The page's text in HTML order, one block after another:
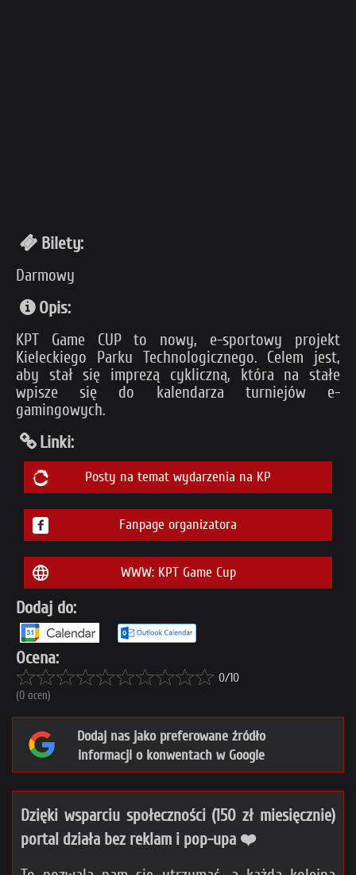
Bilety:
Darmowy
Opis:
KPT Game CUP to nowy, e-sportowy projekt
Kieleckiego Parku Technologicznego. Celem jest,
aby stał się imprezą cykliczną, która na stałe
wpisze się do kalendarza turniejów e-
gamingowych.
Linki:
Posty na temat wydarzenia na KP
Fanpage organizatora
WWW: KPT Game Cup
Dodaj do:
Ocena:
0/10
(0 ocen)
Dodaj nas jako preferowane źródło
informacji o konwentach w Google
Dzięki wsparciu społeczności (150 zł miesięcznie)
portal działa bez reklam i pop-upa ❤️